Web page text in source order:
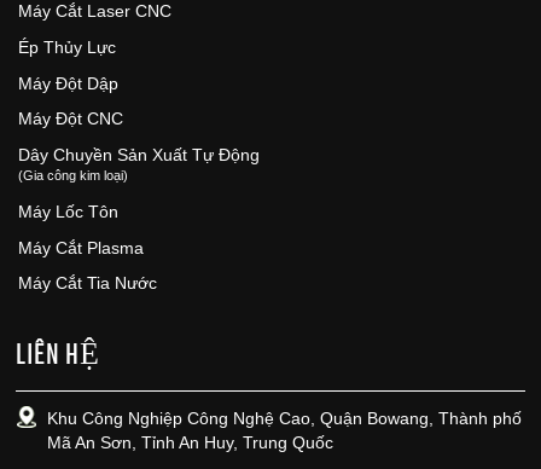
Máy Cắt Laser CNC
Ép Thủy Lực
Máy Đột Dập
Máy Đột CNC
Dây Chuyền Sản Xuất Tự Động
(Gia công kim loại)
Máy Lốc Tôn
Máy Cắt Plasma
Máy Cắt Tia Nước
LIÊN HỆ
Khu Công Nghiệp Công Nghệ Cao, Quận Bowang, Thành phố
Mã An Sơn, Tỉnh An Huy, Trung Quốc